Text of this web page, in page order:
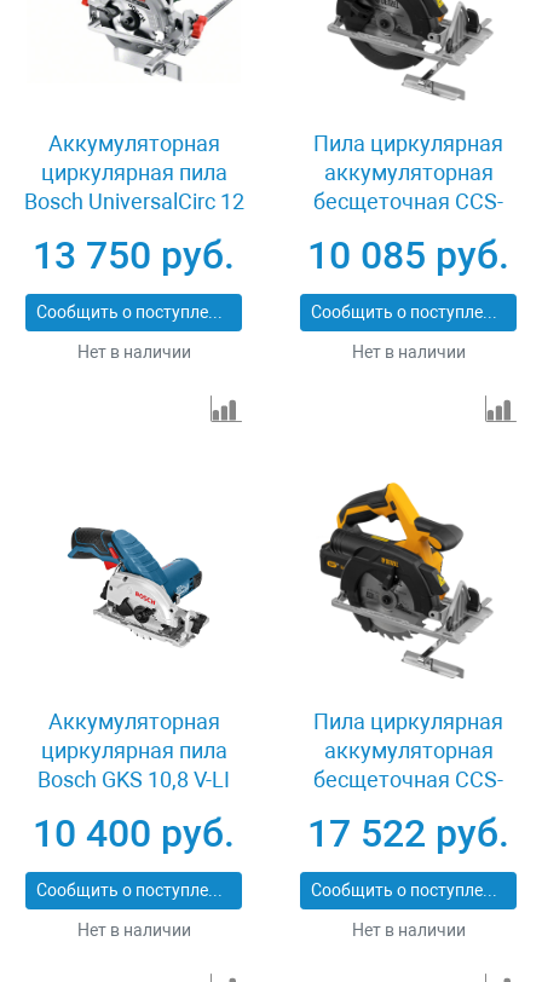
Аккумуляторная
циркулярная пила
Bosch UniversalCirc 12
13 750 руб.
Сообщить о поступлении
Нет в наличии
Пила циркулярная
аккумуляторная
бесщеточная CCS-
Denzel 27402
10 085 руб.
Сообщить о поступлении
Нет в наличии
Аккумуляторная
циркулярная пила
Bosch GKS 10,8 V-LI
10 400 руб.
Сообщить о поступлении
Нет в наличии
Пила циркулярная
аккумуляторная
бесщеточная CCS-
27401
17 522 руб.
Сообщить о поступлении
Нет в наличии